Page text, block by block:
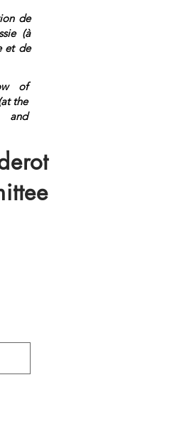
de
(à
et de
of
the
and